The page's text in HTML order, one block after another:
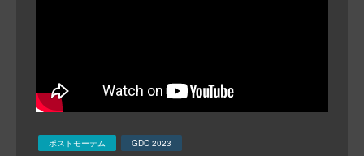
ポストモーテム GDC 2023